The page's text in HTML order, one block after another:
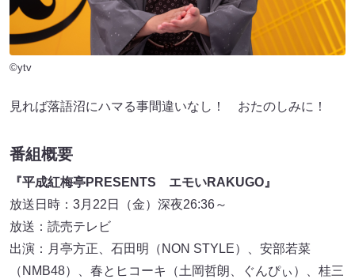
©ytv
見れば落語沼にハマる事間違いなし！ おたのしみに！
番組概要
『平成紅梅亭PRESENTS エモいRAKUGO』
放送日時：3月22日（金）深夜26:36～
放送：読売テレビ
出演：月亭方正、石田明（NON STYLE）、安部若菜
（NMB48）、春とヒコーキ（土岡哲朗、ぐんぴぃ）、桂三